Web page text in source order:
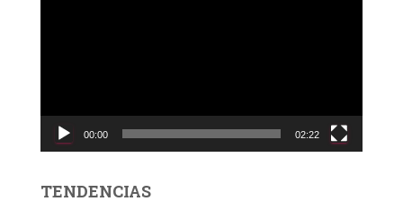
c
d
00:00 02:22
TENDENCIAS